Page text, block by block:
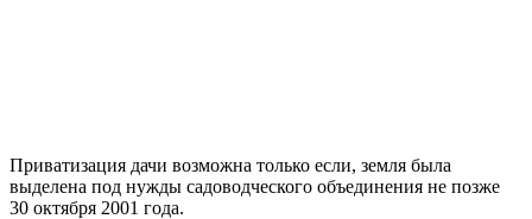
Приватизация дачи возможна только если, земля была
выделена под нужды садоводческого объединения не позже
30 октября 2001 года.